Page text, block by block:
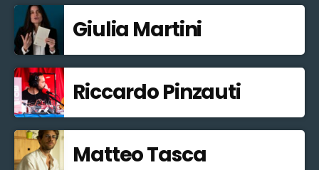
Giulia Martini
Riccardo Pinzauti
Matteo Tasca